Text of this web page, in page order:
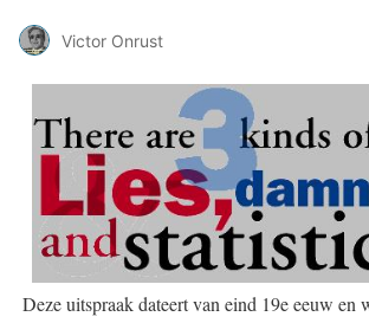
Victor Onrust
Deze uitspraak dateert van eind 19e eeuw en